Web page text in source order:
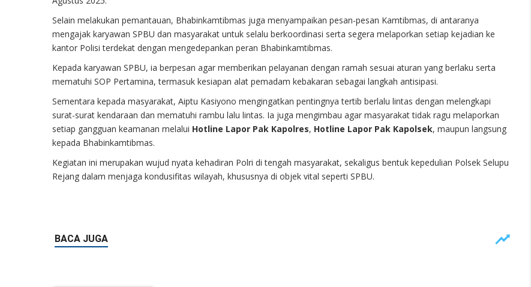
Selain melakukan pemantauan, Bhabinkamtibmas juga menyampaikan pesan-pesan Kamtibmas, di antaranya
mengajak karyawan SPBU dan masyarakat untuk selalu berkoordinasi serta segera melaporkan setiap kejadian ke
kantor Polisi terdekat dengan mengedepankan peran Bhabinkamtibmas.
Kepada karyawan SPBU, ia berpesan agar memberikan pelayanan dengan ramah sesuai aturan yang berlaku serta
mematuhi SOP Pertamina, termasuk kesiapan alat pemadam kebakaran sebagai langkah antisipasi.
Sementara kepada masyarakat, Aiptu Kasiyono mengingatkan pentingnya tertib berlalu lintas dengan melengkapi
surat-surat kendaraan dan mematuhi rambu lalu lintas. Ia juga mengimbau agar masyarakat tidak ragu melaporkan
setiap gangguan keamanan melalui Hotline Lapor Pak Kapolres, Hotline Lapor Pak Kapolsek, maupun langsung
kepada Bhabinkamtibmas.
Kegiatan ini merupakan wujud nyata kehadiran Polri di tengah masyarakat, sekaligus bentuk kepedulian Polsek Selupu
Rejang dalam menjaga kondusifitas wilayah, khususnya di objek vital seperti SPBU.